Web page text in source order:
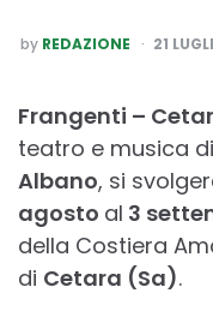
POSTED
BY
by REDAZIONE 21
Frangenti –
teatro e musica
Albano, si
agosto al 3
della Costiera
di Cetara (Sa).